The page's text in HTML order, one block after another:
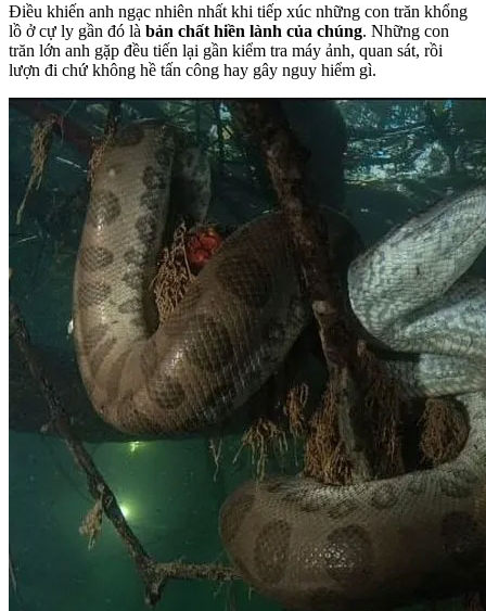
Điều khiến anh ngạc nhiên nhất khi tiếp xúc những con trăn khổng
lồ ở cự ly gần đó là bản chất hiền lành của chúng. Những con
trăn lớn anh gặp đều tiến lại gần kiểm tra máy ảnh, quan sát, rồi
lượn đi chứ không hề tấn công hay gây nguy hiểm gì.